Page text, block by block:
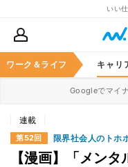
いい
ワーク＆ライフ キャリ
Googleでマイ
連載
第52回 限界社会人のトホ
【漫画】「メン